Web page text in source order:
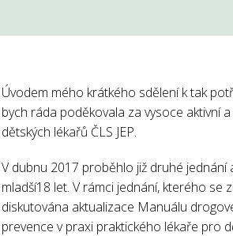
Úvodem mého krátkého sdělení k tak
bych ráda poděkovala za vysoce aktivní
dětských lékařů ČLS JEP.
V dubnu 2017 proběhlo již druhé
mladší18 let. V rámci jednání, kterého
diskutována aktualizace Manuálu
prevence v praxi praktického lékaře pro